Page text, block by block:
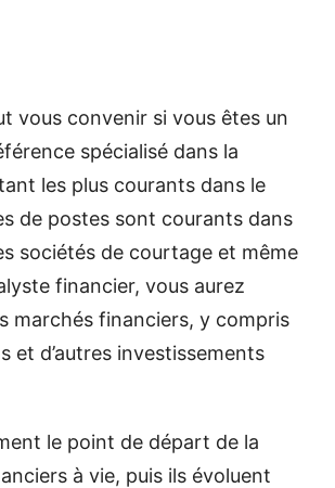
vous convenir si vous êtes un
spécialisé dans la
les plus courants dans le
de postes sont courants dans
sociétés de courtage et même
financier, vous aurez
marchés financiers, y compris
et d’autres investissements
le point de départ de la
à vie, puis ils évoluent